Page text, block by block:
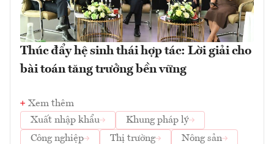
Thúc đẩy hệ sinh thái hợp tác: Lời giải cho
bài toán tăng trưởng bền vững
Xem thêm
Xuất nhập khẩu
Khung pháp lý
Công nghiệp
Thị trường Nông sản